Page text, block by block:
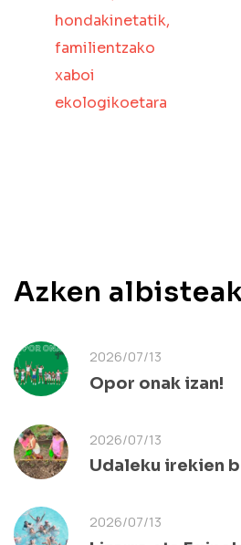
hondakinetatik,
familientzako
xaboi
ekologikoetara
Azken
2026/07/13
Opor onak izan!
2026/07/13
Udaleku irekien
2026/07/13